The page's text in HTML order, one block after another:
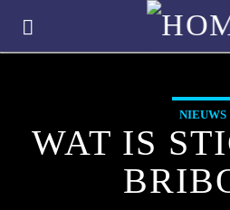
NIEUWS
WAT IS